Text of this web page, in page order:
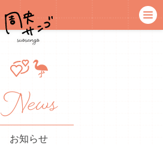
News
お知らせ